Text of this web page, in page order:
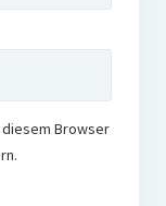
diesem Browser